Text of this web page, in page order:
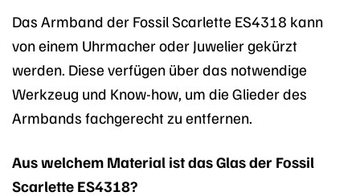
Das Armband der Fossil Scarlette ES4318 kann
von einem Uhrmacher oder Juwelier gekürzt
werden. Diese verfügen über das notwendige
Werkzeug und Know-how, um die Glieder des
Armbands fachgerecht zu entfernen.
Aus welchem Material ist das Glas der Fossil
Scarlette ES4318?